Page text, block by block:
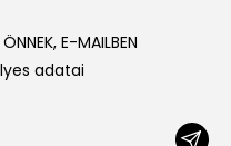
E-MAILBEN
adatai